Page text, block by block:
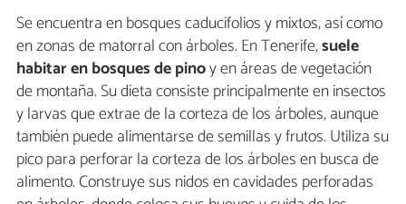
Se encuentra en bosques caducifolios y mixtos, así como
en zonas de matorral con árboles. En Tenerife,suele
habitar en bosques de pinoy en áreas de vegetación
de montaña. Su dieta consiste principalmente en insectos
y larvas que extrae de la corteza de los árboles, aunque
también puede alimentarse de semillas y frutos. Utiliza su
pico para perforar la corteza de los árboles en busca de
alimento. Construye sus nidos en cavidades perforadas